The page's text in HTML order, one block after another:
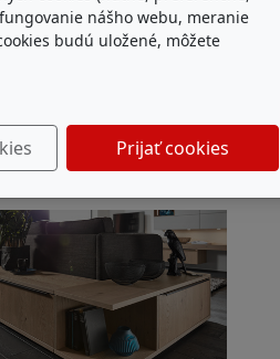
nášho webu, meranie
budú uložené, môžete
Prijať cookies